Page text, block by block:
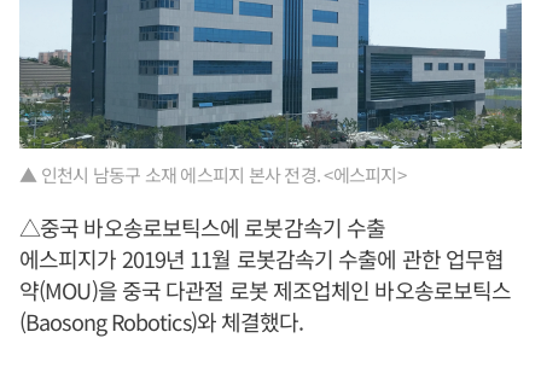
▲ 인천시 남동구 소재 에스피지 본사 전경. <에스피지>
△중국 바오송로보틱스에 로봇감속기 수출
에스피지가 2019년 11월 로봇감속기 수출에 관한 업무협
약(MOU)을 중국 다관절 로봇 제조업체인 바오송로보틱스
(Baosong Robotics)와 체결했다.